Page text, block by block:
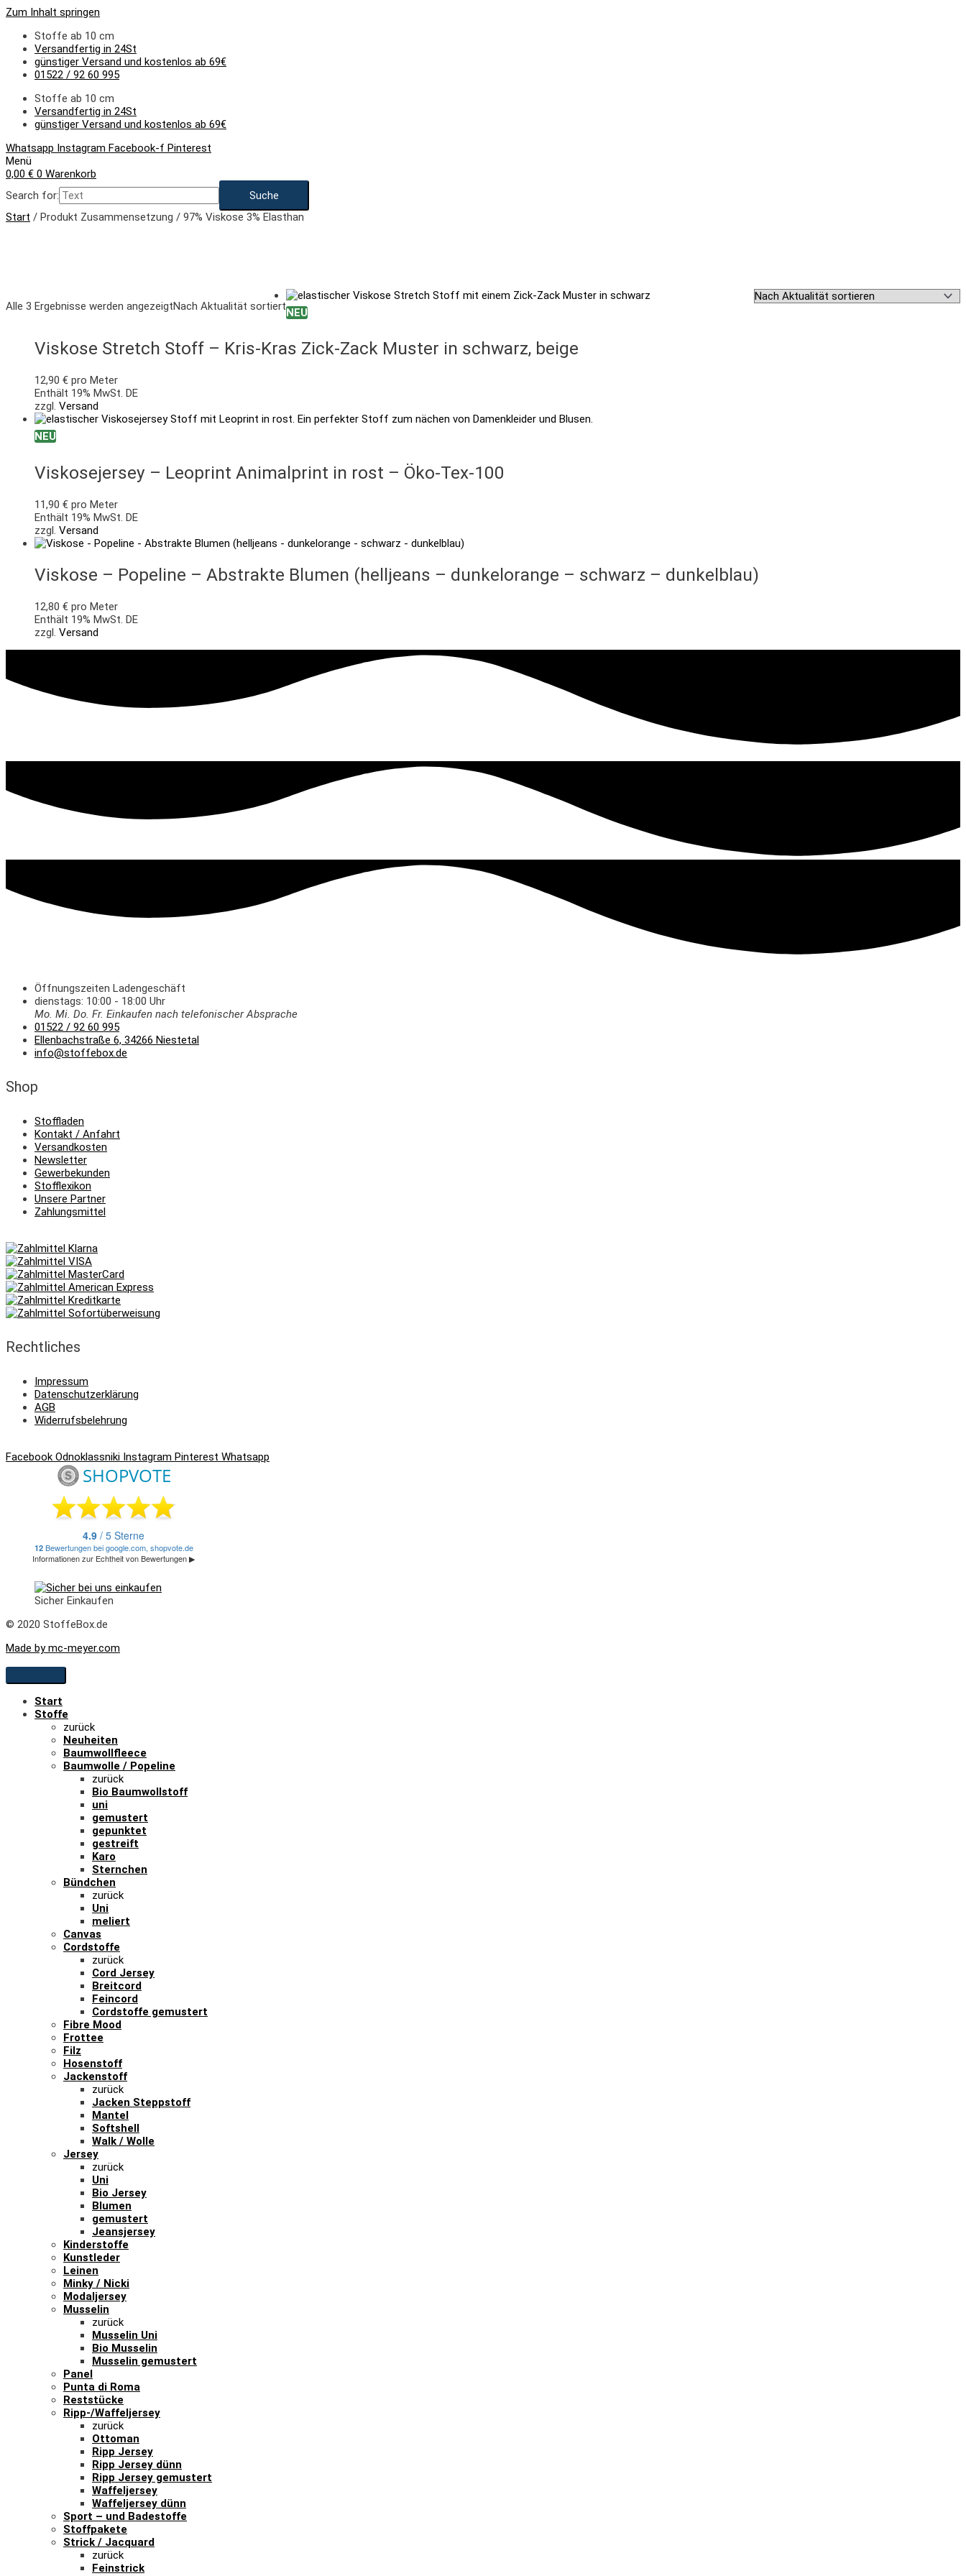
Zum Inhalt springen
Stoffe ab 10 cm
Versandfertig in 24St
günstiger Versand und kostenlos ab 69€
01522 / 92 60 995
Stoffe ab 10 cm
Versandfertig in 24St
günstiger Versand und kostenlos ab 69€
Whatsapp Instagram Facebook-f Pinterest
Menü
0,00 € 0 Warenkorb
Search for:
Start / Produkt Zusammensetzung / 97% Viskose 3% Elasthan
Alle 3 Ergebnisse werden angezeigtNach Aktualität sortiertNEU
Viskose Stretch Stoff – Kris-Kras Zick-Zack Muster in schwarz, beige
12,90 € pro Meter
Enthält 19% MwSt. DE
zzgl. Versand
NEU
Viskosejersey – Leoprint Animalprint in rost – Öko-Tex-100
11,90 € pro Meter
Enthält 19% MwSt. DE
zzgl. Versand
Viskose – Popeline – Abstrakte Blumen (helljeans – dunkelorange – schwarz – dunkelblau)
12,80 € pro Meter
Enthält 19% MwSt. DE
zzgl. Versand
Öffnungszeiten Ladengeschäft
dienstags: 10:00 - 18:00 Uhr
Mo. Mi. Do. Fr. Einkaufen nach telefonischer Absprache
01522 / 92 60 995
Ellenbachstraße 6, 34266 Niestetal
info@stoffebox.de
Shop
Stoffladen
Kontakt / Anfahrt
Versandkosten
Newsletter
Gewerbekunden
Stofflexikon
Unsere Partner
Zahlungsmittel
Rechtliches
Impressum
Datenschutzerklärung
AGB
Widerrufsbelehrung
Facebook Odnoklassniki Instagram Pinterest Whatsapp
Sicher Einkaufen
© 2020 StoffeBox.de
Made by mc-meyer.com
Start
Stoffe
zurück
Neuheiten
Baumwollfleece
Baumwolle / Popeline
zurück
Bio Baumwollstoff
uni
gemustert
gepunktet
gestreift
Karo
Sternchen
Bündchen
zurück
Uni
meliert
Canvas
Cordstoffe
zurück
Cord Jersey
Breitcord
Feincord
Cordstoffe gemustert
Fibre Mood
Frottee
Filz
Hosenstoff
Jackenstoff
zurück
Jacken Steppstoff
Mantel
Softshell
Walk / Wolle
Jersey
zurück
Uni
Bio Jersey
Blumen
gemustert
Jeansjersey
Kinderstoffe
Kunstleder
Leinen
Minky / Nicki
Modaljersey
Musselin
zurück
Musselin Uni
Bio Musselin
Musselin gemustert
Panel
Punta di Roma
Reststücke
Ripp-/Waffeljersey
zurück
Ottoman
Ripp Jersey
Ripp Jersey dünn
Ripp Jersey gemustert
Waffeljersey
Waffeljersey dünn
Sport – und Badestoffe
Stoffpakete
Strick / Jacquard
zurück
Feinstrick